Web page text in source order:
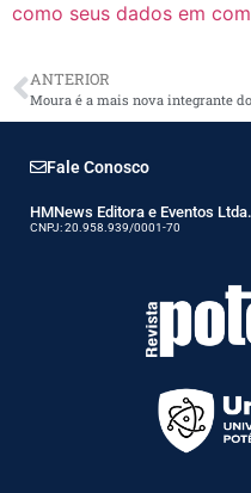
como seus dados em
ANTERIOR
Fale Conosco
HMNews Editora e Eventos Ltda.
CNPJ: 20.958.939/0001-70